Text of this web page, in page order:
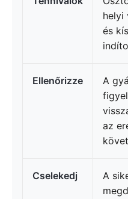
helyi
és
Ellenőrizze
A
az
Cselekedj
A